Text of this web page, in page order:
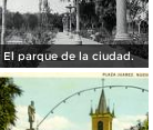
El parque de la ciudad.